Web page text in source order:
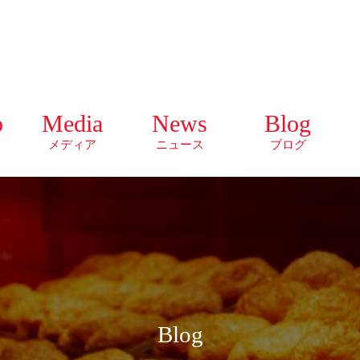
Media
メディア
News
ニュース
Blog
ブログ
Blog